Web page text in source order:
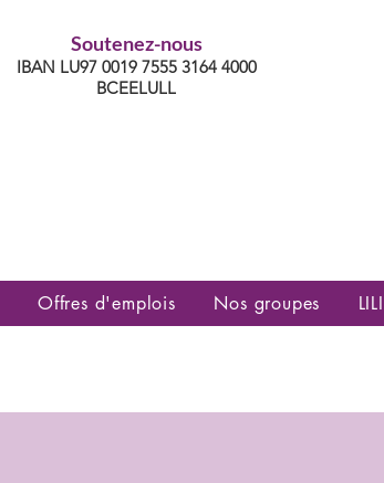
Soutenez-nous
IBAN LU97 0019 7555 3164 4000
BCEELULL
Offres d'emplois Nos groupes LILI